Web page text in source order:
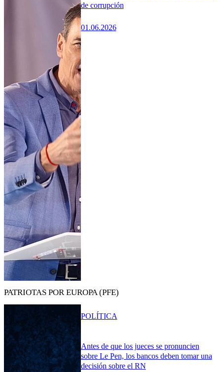
de corrupción
01.06.2026
PATRIOTAS POR EUROPA (PFE)
Antes de que los jueces se pronuncien
sobre Le Pen, los bancos deben tomar una
decisión sobre el RN
POLÍTICA